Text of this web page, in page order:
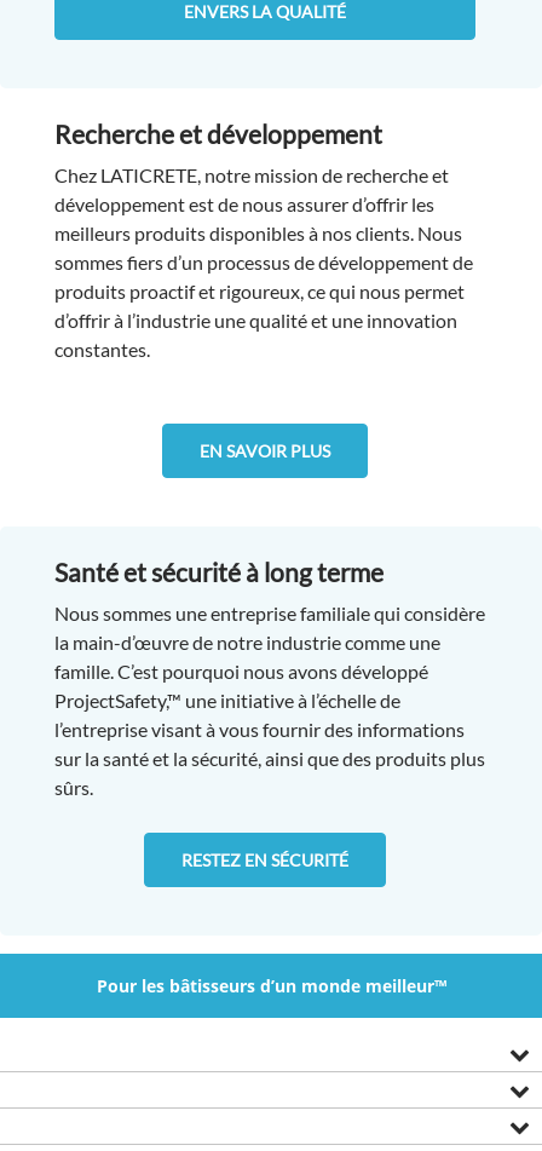
ENVERS LA QUALITÉ
Recherche et développement
Chez LATICRETE, notre mission de recherche et
développement est de nous assurer d’offrir les
meilleurs produits disponibles à nos clients. Nous
sommes fiers d’un processus de développement de
produits proactif et rigoureux, ce qui nous permet
d’offrir à l’industrie une qualité et une innovation
constantes.
EN SAVOIR PLUS
Santé et sécurité à long terme
Nous sommes une entreprise familiale qui considère
la main-d’œuvre de notre industrie comme une
famille. C’est pourquoi nous avons développé
ProjectSafety,™ une initiative à l’échelle de
l’entreprise visant à vous fournir des informations
sur la santé et la sécurité, ainsi que des produits plus
sûrs.
RESTEZ EN SÉCURITÉ
Pour les bâtisseurs d’un monde meilleur™